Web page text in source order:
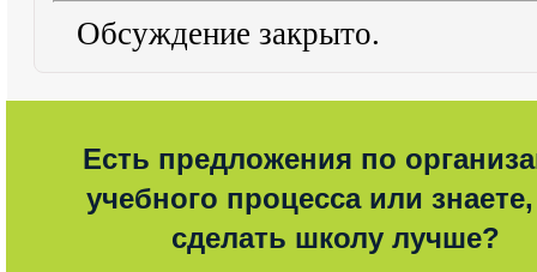
Обсуждение закрыто.
Есть предложения по
учебного процесса или знаете,
сделать школу лучше?